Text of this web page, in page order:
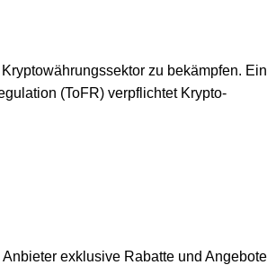
zu bekämpfen. Ein
(ToFR) verpflichtet Krypto-
exklusive Rabatte und Angebote